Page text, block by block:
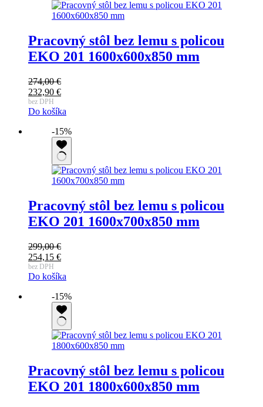
Pracovný stôl bez lemu s policou
EKO 201 1600x600x850 mm
274,00€
Pôvodná
cena
bola:
232,90 €
Aktuálna
cena
232,90 €.
bez DPH
Do košíka
-15%
Pracovný stôl bez lemu s policou
EKO 201 1600x700x850 mm
299,00€
Pôvodná
cena
bola:
254,15 €
Aktuálna
cena
254,15 €.
bez DPH
Do košíka
-15%
Pracovný stôl bez lemu s policou
EKO 201 1800x600x850 mm